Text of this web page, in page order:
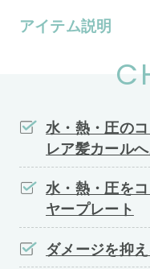
アイテム説明
水・熱・圧の
レア髪カールへ
水・熱・圧を
ヤープレート
ダメージを抑